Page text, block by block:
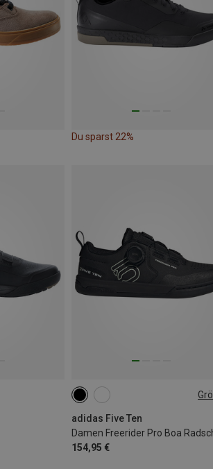
Du sparst 22%
adidas Five Ten
154,95 €
36.5|37